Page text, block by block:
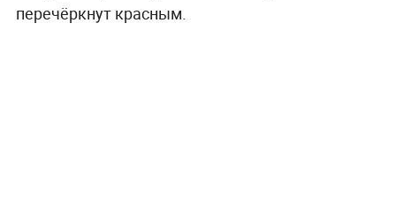
перечёркнут красным.